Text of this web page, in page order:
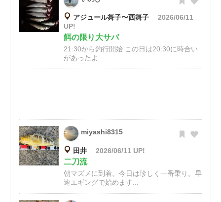
アジュール舞子〜西舞子
2026/06/11
UP!
餌の限り大サバ
21:30から釣行開始 この日は20:30に時合い
があったよ...
miyashi8315
田井 2026/06/11 UP!
二刀流
朝マズメに到着。今日は珍しく一番乗り。早
速エギングで始めます...